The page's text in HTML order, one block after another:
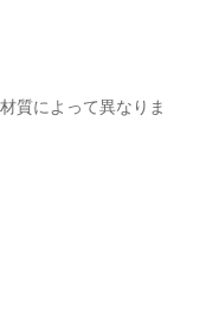
質によって異なりま